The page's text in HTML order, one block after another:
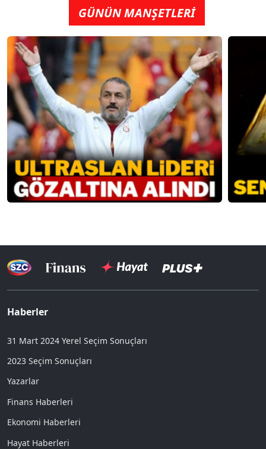
GÜNÜN MANŞETLERİ
Haberler
31 Mart 2024 Yerel Seçim Sonuçları
2023 Seçim Sonuçları
Yazarlar
Finans Haberleri
Ekonomi Haberleri
Hayat Haberleri